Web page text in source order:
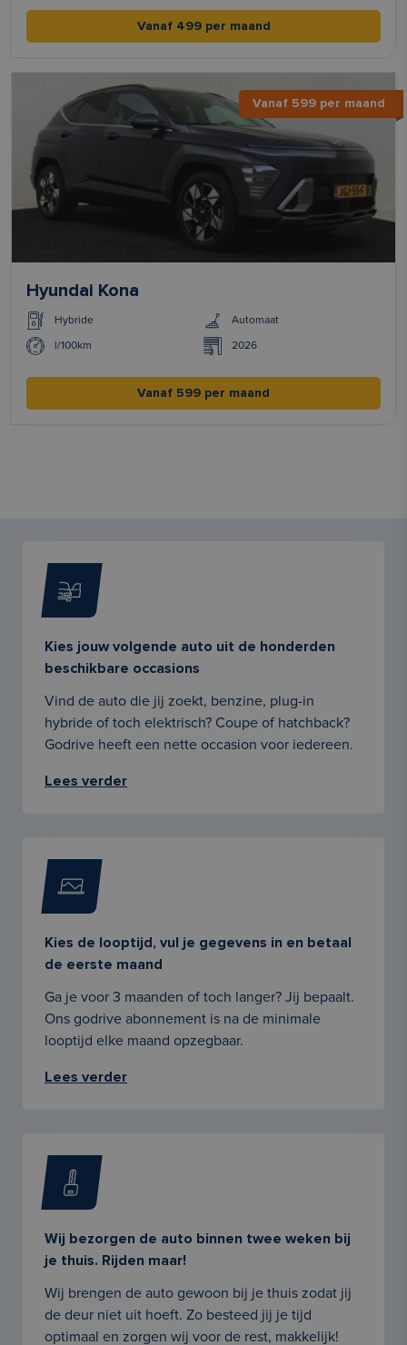
Vanaf 499 per maand
Vanaf 599 per maand
Hyundai Kona
Hybride Automaat
l/100km 2026
Vanaf 599 per maand
Kies jouw volgende auto uit de honderden
beschikbare occasions
Vind de auto die jij zoekt, benzine, plug-in
hybride of toch elektrisch? Coupe of hatchback?
Godrive heeft een nette occasion voor iedereen.
Lees verder
Kies de looptijd, vul je gegevens in en betaal
de eerste maand
Ga je voor 3 maanden of toch langer? Jij bepaalt.
Ons godrive abonnement is na de minimale
looptijd elke maand opzegbaar.
Lees verder
Wij bezorgen de auto binnen twee weken bij
je thuis. Rijden maar!
Wij brengen de auto gewoon bij je thuis zodat jij
de deur niet uit hoeft. Zo besteed jij je tijd
optimaal en zorgen wij voor de rest, makkelijk!